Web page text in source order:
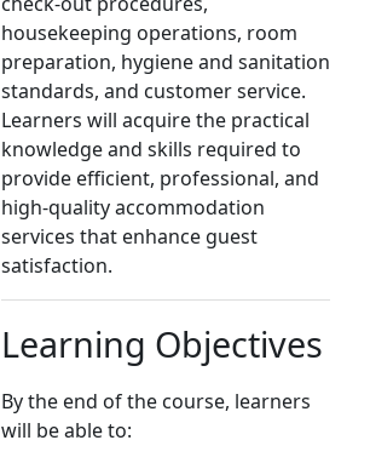
housekeeping operations, room
preparation, hygiene and sanitation
standards, and customer service.
Learners will acquire the practical
knowledge and skills required to
provide efficient, professional, and
high-quality accommodation
services that enhance guest
satisfaction.
Learning Objectives
By the end of the course, learners
will be able to: